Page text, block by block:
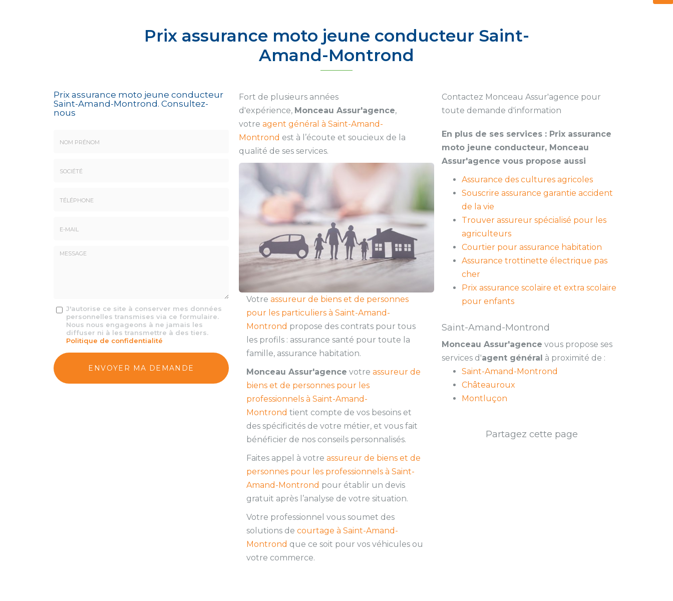
Prix assurance moto jeune conducteur Saint-
Amand-Montrond
Prix assurance moto jeune conducteur
Saint-Amand-Montrond. Consultez-
nous
Message
J'autorise ce site à conserver mes données
personnelles transmises via ce formulaire.
Nous nous engageons à ne jamais les
diffuser ni à les transmettre à des tiers.
Politique de confidentialité
Acceptation
RGPD
ENVOYER MA DEMANDE
Fort de plusieurs années
d'expérience, Monceau Assur'agence,
votre agent général à Saint-Amand-
Montrond est à l’écoute et soucieux de la
qualité de ses services.
Votre assureur de biens et de personnes
pour les particuliers à Saint-Amand-
Montrond propose des contrats pour tous
les profils : assurance santé pour toute la
famille, assurance habitation.
Monceau Assur'agence votre assureur de
biens et de personnes pour les
professionnels à Saint-Amand-
Montrond tient compte de vos besoins et
des spécificités de votre métier, et vous fait
bénéficier de nos conseils personnalisés.
Faites appel à votre assureur de biens et de
personnes pour les professionnels à Saint-
Amand-Montrond pour établir un devis
gratuit après l’analyse de votre situation.
Votre professionnel vous soumet des
solutions de courtage à Saint-Amand-
Montrond que ce soit pour vos véhicules ou
votre commerce.
Contactez Monceau Assur'agence pour
toute demande d'information
En plus de ses services : Prix assurance
moto jeune conducteur, Monceau
Assur'agence vous propose aussi
Assurance des cultures agricoles
Souscrire assurance garantie accident
de la vie
Trouver assureur spécialisé pour les
agriculteurs
Courtier pour assurance habitation
Assurance trottinette électrique pas
cher
Prix assurance scolaire et extra scolaire
pour enfants
Saint-Amand-Montrond
Monceau Assur'agence vous propose ses
services d'agent général à proximité de :
Saint-Amand-Montrond
Châteauroux
Montluçon